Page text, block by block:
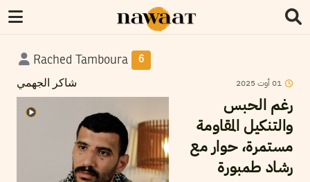
Rached Tamboura 6
شاكر الجهمي 01أوت 2025
رغم الحبس
والتنكيل المقاومة
مستمرة، حوار مع
رشاد طمبورة